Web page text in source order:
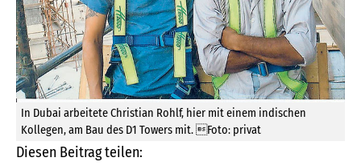
In Dubai arbeitete Christian Rohlf, hier mit einem indischen
Kollegen, am Bau des D1 Towers mit. Foto: privat
Diesen Beitrag teilen: